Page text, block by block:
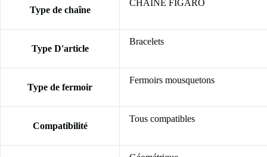
Type de chaîne
CHAÎNE FIGARO
Type D'article
Bracelets
Type de fermoir
Fermoirs mousquetons
Compatibilité
Tous compatibles